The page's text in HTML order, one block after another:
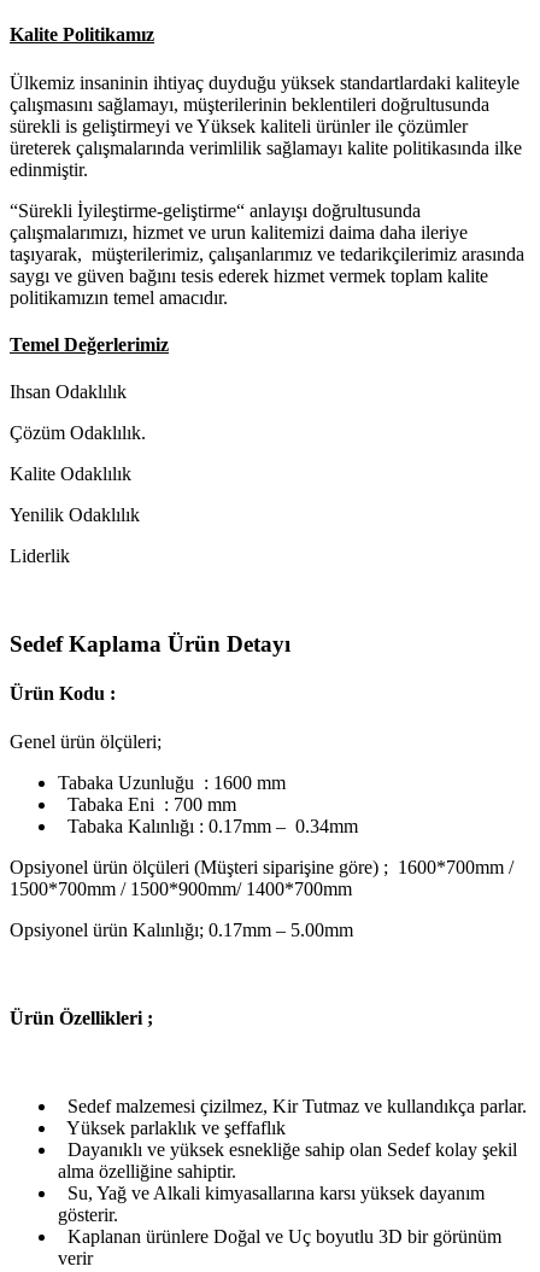
Kalite Politikamız
Ülkemiz insaninin ihtiyaç duyduğu yüksek standartlardaki kaliteyle
çalışmasını sağlamayı, müşterilerinin beklentileri doğrultusunda
sürekli is geliştirmeyi ve Yüksek kaliteli ürünler ile çözümler
üreterek çalışmalarında verimlilik sağlamayı kalite politikasında ilke
edinmiştir.
“Sürekli İyileştirme-geliştirme“ anlayışı doğrultusunda
çalışmalarımızı, hizmet ve urun kalitemizi daima daha ileriye
taşıyarak, müşterilerimiz, çalışanlarımız ve tedarikçilerimiz arasında
saygı ve güven bağını tesis ederek hizmet vermek toplam kalite
politikamızın temel amacıdır.
Temel Değerlerimiz
Ihsan Odaklılık
Çözüm Odaklılık.
Kalite Odaklılık
Yenilik Odaklılık
Liderlik
Sedef Kaplama Ürün Detayı
Ürün Kodu :
Genel ürün ölçüleri;
Tabaka Uzunluğu : 1600 mm
Tabaka Eni : 700 mm
Tabaka Kalınlığı : 0.17mm – 0.34mm
Opsiyonel ürün ölçüleri (Müşteri siparişine göre) ; 1600*700mm /
1500*700mm / 1500*900mm/ 1400*700mm
Opsiyonel ürün Kalınlığı; 0.17mm – 5.00mm
Ürün Özellikleri ;
Sedef malzemesi çizilmez, Kir Tutmaz ve kullandıkça parlar.
Yüksek parlaklık ve şeffaflık
Dayanıklı ve yüksek esnekliğe sahip olan Sedef kolay şekil
alma özelliğine sahiptir.
Su, Yağ ve Alkali kimyasallarına karsı yüksek dayanım
gösterir.
Kaplanan ürünlere Doğal ve Uç boyutlu 3D bir görünüm
verir